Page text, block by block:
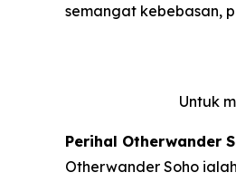
semangat kebebasan,
Untuk
Perihal Otherwander
Otherwander Soho